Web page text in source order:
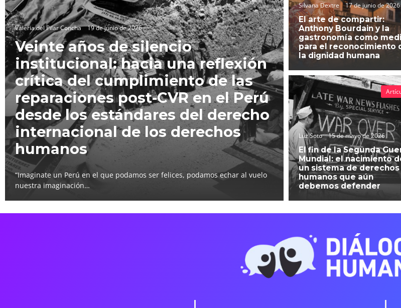
Valeria del Pilar Concha 19 de junio de 2026
Veinte años de silencio
institucional: hacia una reflexión
crítica del cumplimiento de las
reparaciones post-CVR en el Perú
desde los estándares del derecho
internacional de los derechos
humanos
“Imaginate un Perú en el que podamos ser felices, podamos echar al vuelo
nuestra imaginación…
Silvana Dextre 17 de junio de 2026
El arte de compartir:
Anthony Bourdain y la
gastronomía como
para el reconocimiento
la dignidad humana
Luz Soto 15 de mayo de 2026
El fin de la Segunda
Mundial: el nacimiento
un sistema de derechos
humanos que aún
debemos defender